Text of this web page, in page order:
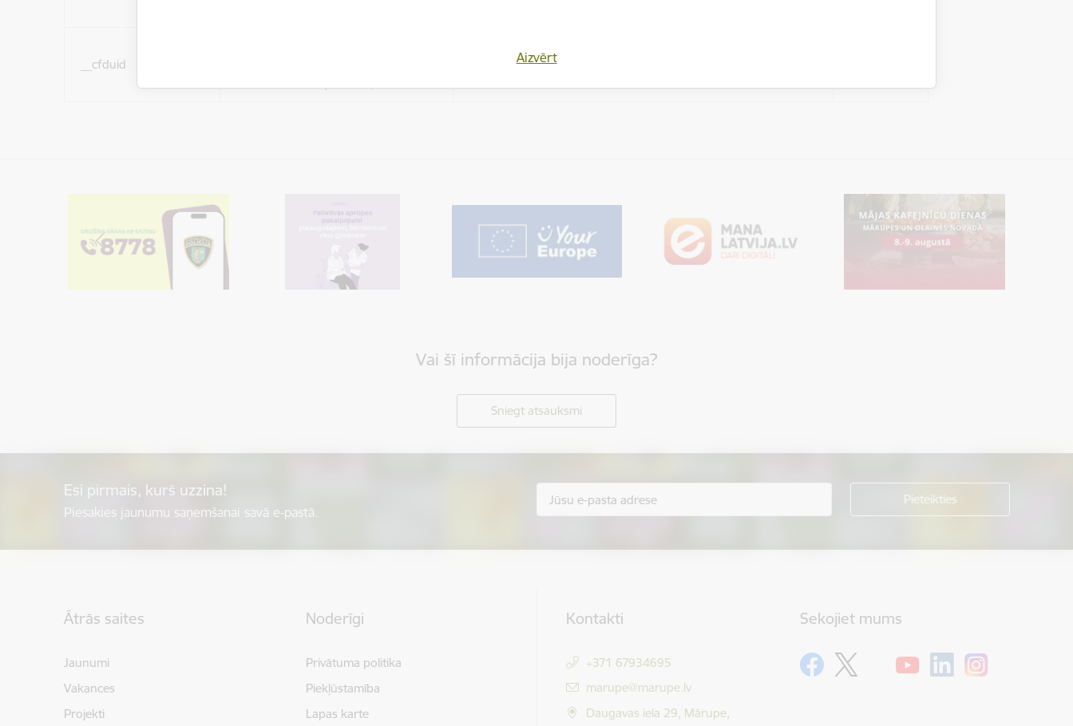
Aizvērt
__cfduid Cookie is needed for all users for sharing content
Vai šī informācija bija noderīga?
Sniegt atsauksmi
Esi pirmais, kurš uzzina!
Piesakies jaunumu saņemšanai savā e-pastā.
Ātrās saites
Jaunumi
Vakances
Projekti
Noderīgi
Privātuma politika
Piekļūstamība
Lapas karte
Kontakti
+371 67934695
E-pasts:
marupe@marupe.lv
Daugavas iela 29, Mārupe,
Sekojiet mums